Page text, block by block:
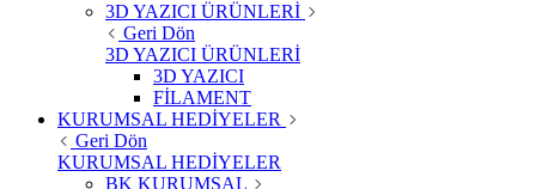
3D YAZICI ÜRÜNLERİ
Geri Dön
3D YAZICI ÜRÜNLERİ
3D YAZICI
FİLAMENT
KURUMSAL HEDİYELER
Geri Dön
KURUMSAL HEDİYELER
BK KURUMSAL